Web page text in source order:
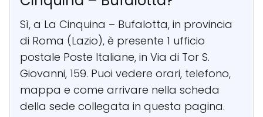
Sì, a La Cinquina – Bufalotta, in provincia
di Roma (Lazio), è presente 1 ufficio
postale Poste Italiane, in Via di Tor S.
Giovanni, 159. Puoi vedere orari, telefono,
mappa e come arrivare nella scheda
della sede collegata in questa pagina.